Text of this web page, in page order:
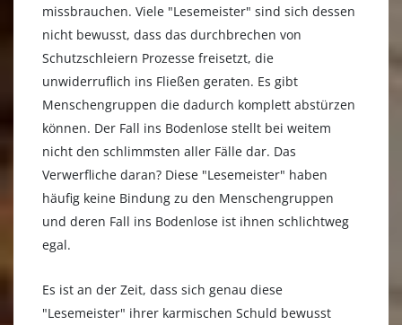
missbrauchen. Viele "Lesemeister" sind sich dessen
nicht bewusst, dass das durchbrechen von
Schutzschleiern Prozesse freisetzt, die
unwiderruflich ins Fließen geraten. Es gibt
Menschengruppen die dadurch komplett abstürzen
können. Der Fall ins Bodenlose stellt bei weitem
nicht den schlimmsten aller Fälle dar. Das
Verwerfliche daran? Diese "Lesemeister" haben
häufig keine Bindung zu den Menschengruppen
und deren Fall ins Bodenlose ist ihnen schlichtweg
egal.
Es ist an der Zeit, dass sich genau diese
"Lesemeister" ihrer karmischen Schuld bewusst